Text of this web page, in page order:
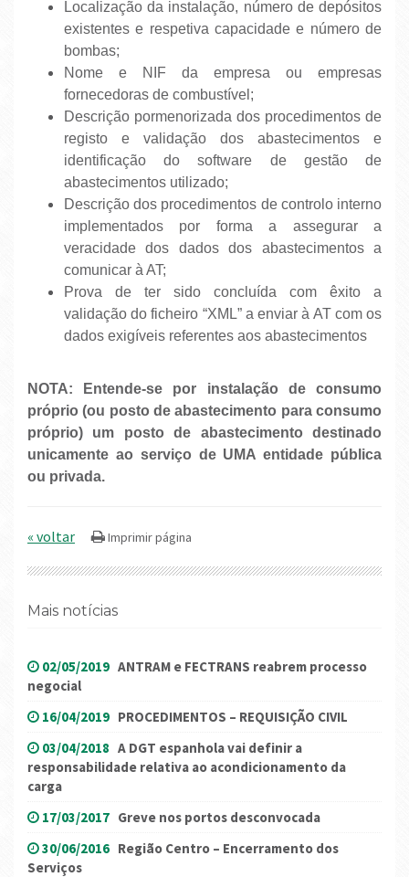
Localização da instalação, número de depósitos
existentes e respetiva capacidade e número de
bombas;
Nome e NIF da empresa ou empresas
fornecedoras de combustível;
Descrição pormenorizada dos procedimentos de
registo e validação dos abastecimentos e
identificação do software de gestão de
abastecimentos utilizado;
Descrição dos procedimentos de controlo interno
implementados por forma a assegurar a
veracidade dos dados dos abastecimentos a
comunicar à AT;
Prova de ter sido concluída com êxito a
validação do ficheiro “XML” a enviar à AT com os
dados exigíveis referentes aos abastecimentos
NOTA: Entende-se por instalação de consumo
próprio (ou posto de abastecimento para consumo
próprio) um posto de abastecimento destinado
unicamente ao serviço de UMA entidade pública
ou privada.
« voltar
Mais notícias
02/05/2019 ANTRAM e FECTRANS reabrem processo
negocial
16/04/2019 PROCEDIMENTOS – REQUISIÇÃO CIVIL
03/04/2018 A DGT espanhola vai definir a
responsabilidade relativa ao acondicionamento da
carga
17/03/2017 Greve nos portos desconvocada
30/06/2016 Região Centro – Encerramento dos
Serviços